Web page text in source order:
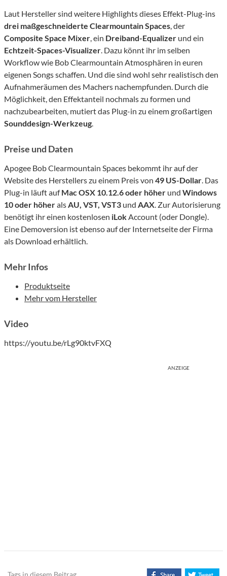
Laut Hersteller sind weitere Highlights dieses Effekt-Plug-ins
drei maßgeschneiderte Clearmountain Spaces, der
Composite Space Mixer, ein Dreiband-Equalizer und ein
Echtzeit-Spaces-Visualizer. Dazu könnt ihr im selben
Workflow wie Bob Clearmountain Atmosphären in euren
eigenen Songs schaffen. Und die sind wohl sehr realistisch den
Aufnahmeräumen des Machers nachempfunden. Durch die
Möglichkeit, den Effektanteil nochmals zu formen und
nachzubearbeiten, mutiert das Plug-in zu einem großartigen
Sounddesign-Werkzeug.
Preise und Daten
Apogee Bob Clearmountain Spaces bekommt ihr auf der
Website des Herstellers zu einem Preis von 49 US-Dollar. Das
Plug-in läuft aufMac OSX 10.12.6 oder höher und Windows
10 oder höheralsAU, VST, VST3 und AAX. Zur Autorisierung
benötigt ihr einen kostenlosen iLokAccount (oder Dongle).
Eine Demoversion ist ebenso auf der Internetseite der Firma
als Download erhältlich.
Mehr Infos
Produktseite
Mehr vom Hersteller
Video
https://youtu.be/rLg90ktvFXQ
ANZEIGE